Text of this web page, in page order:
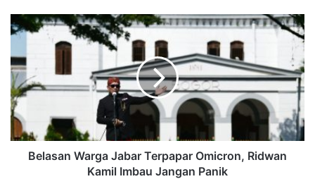
Belasan Warga Jabar Terpapar Omicron, Ridwan
Kamil Imbau Jangan Panik